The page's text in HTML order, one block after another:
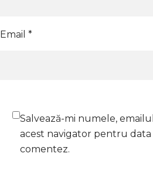
Email *
Salvează-mi numele,
acest navigator pentru data
comentez.